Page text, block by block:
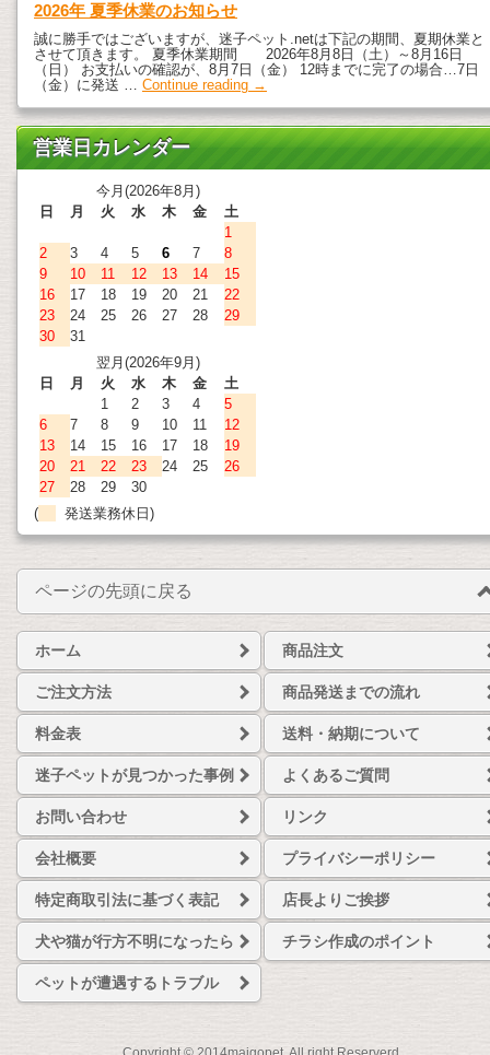
2026年 夏季休業のお知らせ
誠に勝手ではございますが、迷子ペット.netは下記の期間、夏期休業と
させて頂きます。 夏季休業期間 2026年8月8日（土）～8月16日
（日） お支払いの確認が、8月7日（金） 12時までに完了の場合…7日
（金）に発送 … Continue reading →
営業日カレンダー
今月(2026年8月)
日
月 火 水 木 金
土
1
2
3 4 5 6 7
8
9
10 11 12 13 14
15
16
17 18 19 20 21
22
23
24 25 26 27 28
29
30
31
翌月(2026年9月)
日
月 火 水 木 金
土
1
2 3 4
5
6
7 8 9 10 11
12
13
14 15 16 17 18
19
20
21 22 23 24 25
26
27
28 29
30
(
発送業務休日)
ページの先頭に戻る
ホーム 商品注文
ご注文方法 商品発送までの流れ
料金表 送料・納期について
迷子ペットが見つかった事例 よくあるご質問
お問い合わせ リンク
会社概要 プライバシーポリシー
特定商取引法に基づく表記 店長よりご挨拶
犬や猫が行方不明になったら チラシ作成のポイント
ペットが遭遇するトラブル